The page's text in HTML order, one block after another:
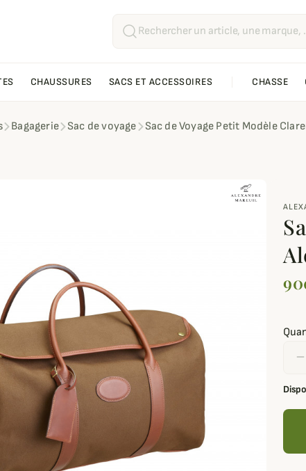
CHAUSSURES SACS ET ACCESSOIRES CHASSE
Bagagerie Sac de voyage Sac de Voyage Petit Modèle
remove